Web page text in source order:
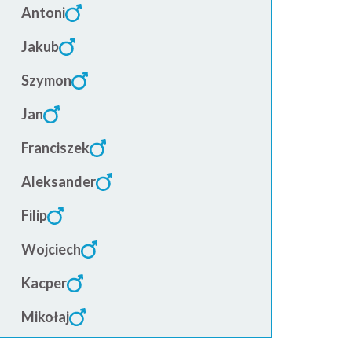
Antoni
Jakub
Szymon
Jan
Franciszek
Aleksander
Filip
Wojciech
Kacper
Mikołaj